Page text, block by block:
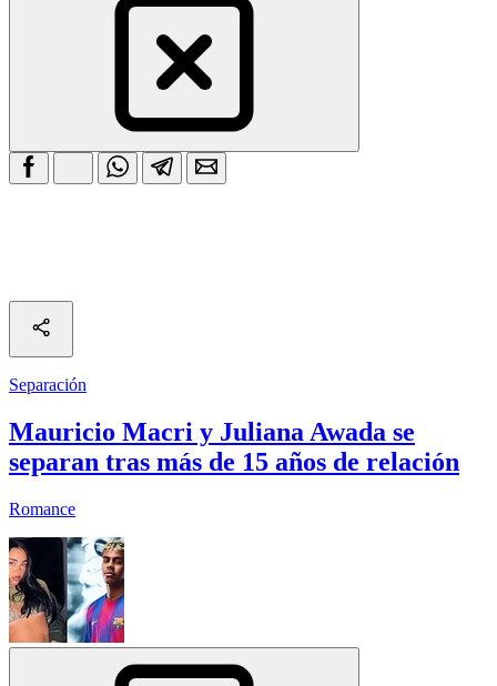
Separación
Mauricio Macri y Juliana Awada se
separan tras más de 15 años de relación
Romance